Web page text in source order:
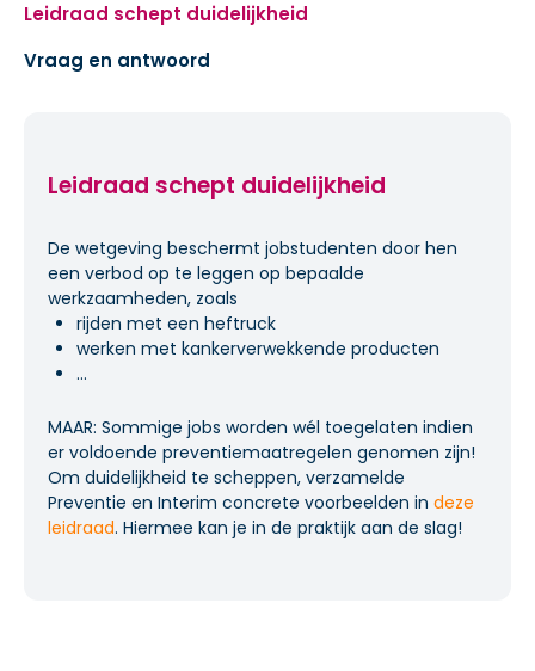
Leidraad schept duidelijkheid
Vraag en antwoord
Leidraad schept duidelijkheid
De wetgeving beschermt jobstudenten door hen
een verbod op te leggen op bepaalde
werkzaamheden, zoals
rijden met een heftruck
werken met kankerverwekkende producten
...
MAAR: Sommige jobs worden wél toegelaten indien
er voldoende preventiemaatregelen genomen zijn!
Om duidelijkheid te scheppen, verzamelde
Preventie en Interim concrete voorbeelden in deze
leidraad. Hiermee kan je in de praktijk aan de slag!